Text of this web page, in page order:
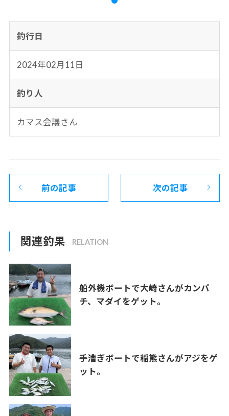
釣行日
2024年02月11日
釣り人
カマス会議さん
前の記事 次の記事
関連釣果
船外機ボートで大崎さんがカンパ
チ、マダイをゲット。
手漕ぎボートで稲熊さんがアジをゲ
ット。